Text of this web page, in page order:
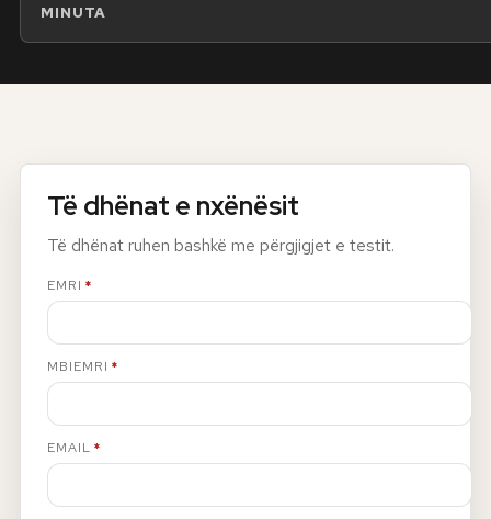
EN
AL Apliko Kërko info
UMS Staff
UMS Students
LMS Canvas
MINUTA
Të dhënat e nxënësit
Të dhënat ruhen bashkë me përgjigjet e testit.
EMRI *
MBIEMRI *
EMAIL *